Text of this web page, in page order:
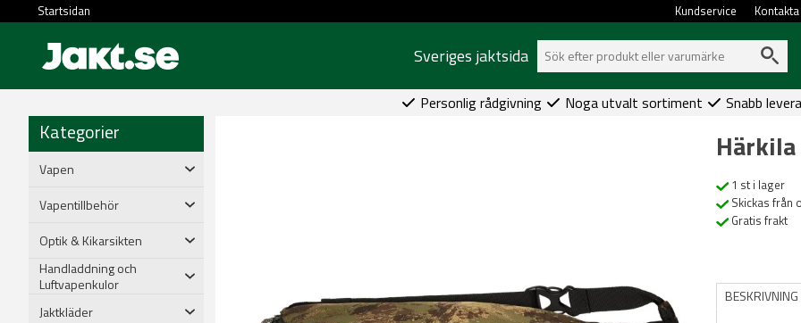
Startsidan Kundservice
Sveriges jaktsida
Personlig rådgivning Noga utvalt sortiment Snabb
Kategorier
Vapen
Vapentillbehör
Optik & Kikarsikten
Handladdning och
Luftvapenkulor
Jaktkläder
1 st i lager
Skickas från
Gratis frakt
BESKRIVNING